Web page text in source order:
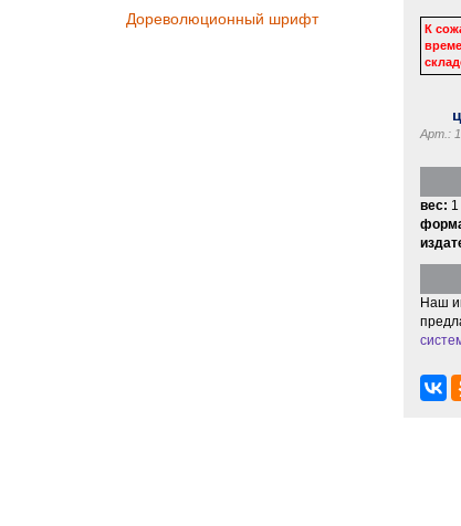
Дореволюционный шрифт
К
Арт.:
вес:
Наш